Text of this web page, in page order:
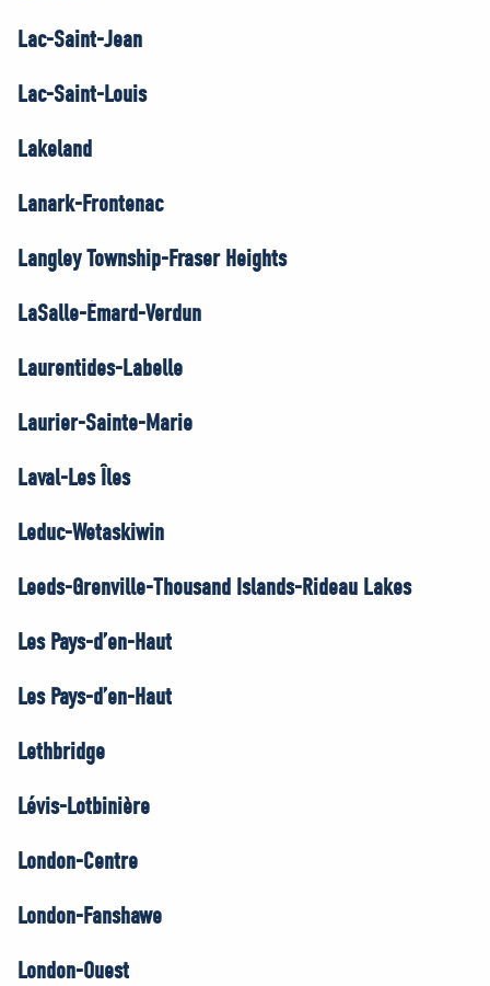
Lac-Saint-Jean
Lac-Saint-Louis
Lakeland
Lanark-Frontenac
Langley Township-Fraser Heights
LaSalle-Émard-Verdun
Laurentides-Labelle
Laurier-Sainte-Marie
Laval-Les Îles
Leduc-Wetaskiwin
Leeds-Grenville-Thousand Islands-Rideau Lakes
Les Pays-d’en-Haut
Les Pays-d’en-Haut
Lethbridge
Lévis-Lotbinière
London-Centre
London-Fanshawe
London-Ouest